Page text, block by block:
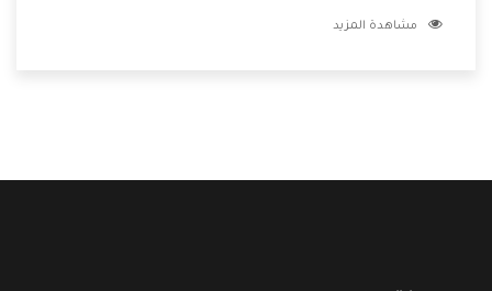
دون اى ازعاج كما أننا نهتم بكل ما يحتاجه المستهلك لكى نحافظ
مشاهدة المزيد